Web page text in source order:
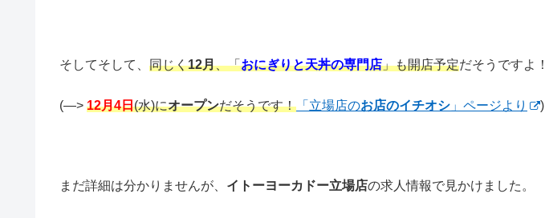
そしてそして、 同じく12月、「おにぎりと天丼の専門店」も開店予定だそうですよ！
(—> 12月4日(水)にオープンだそうです！ 「立場店のお店のイチオシ 」ページより )
まだ詳細は分かりませんが、 イトーヨーカドー立場店の求人情報で見かけました。